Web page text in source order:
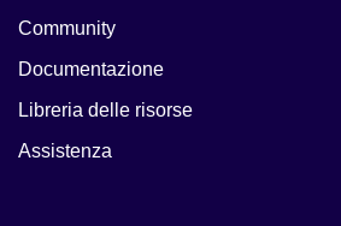
Community
Documentazione
Libreria delle risorse
Assistenza